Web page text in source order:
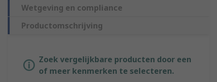
Wetgeving en compliance
Productomschrijving
Zoek vergelijkbare producten door een
of meer kenmerken te selecteren.